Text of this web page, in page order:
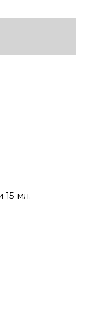
мл.